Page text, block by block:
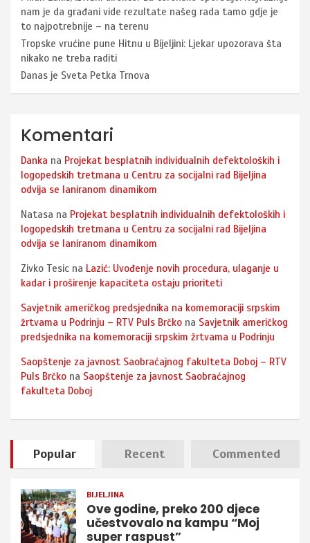
nam je da građani vide rezultate našeg rada tamo gdje je
to najpotrebnije – na terenu
Tropske vrućine pune Hitnu u Bijeljini: Ljekar upozorava šta
nikako ne treba raditi
Danas je Sveta Petka Trnova
Komentari
Danka na Projekat besplatnih individualnih defektoloških i
logopedskih tretmana u Centru za socijalni rad Bijeljina
odvija se laniranom dinamikom
Natasa na Projekat besplatnih individualnih defektoloških i
logopedskih tretmana u Centru za socijalni rad Bijeljina
odvija se laniranom dinamikom
Zivko Tesic na Lazić: Uvođenje novih procedura, ulaganje u
kadar i proširenje kapaciteta ostaju prioriteti
Savjetnik američkog predsjednika na komemoraciji srpskim
žrtvama u Podrinju – RTV Puls Brčko na Savjetnik američkog
predsjednika na komemoraciji srpskim žrtvama u Podrinju
Saopštenje za javnost Saobraćajnog fakulteta Doboj – RTV
Puls Brčko na Saopštenje za javnost Saobraćajnog
fakulteta Doboj
Popular Recent Commented
BIJELJINA
Ove godine, preko 200 djece
učestvovalo na kampu “Moj
super raspust”